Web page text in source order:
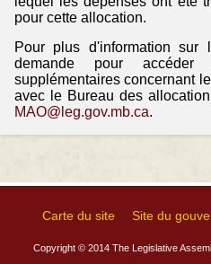
pour cette allocation.
Pour plus d'information sur
demande pour accéder
supplémentaires concernant
avec le Bureau des
MAO@leg.gov.mb.ca.
Carte du site Site du
Copyright © 2014 The Legislative